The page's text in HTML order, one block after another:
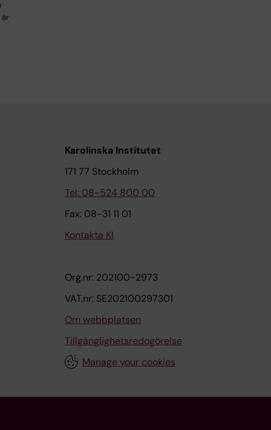
är
Karolinska Institutet
171 77 Stockholm
Tel: 08-524 800 00
Fax: 08-31 11 01
Kontakta KI
Org.nr: 202100-2973
VAT.nr: SE202100297301
Om webbplatsen
Tillgänglighetsredogörelse
Manage your cookies